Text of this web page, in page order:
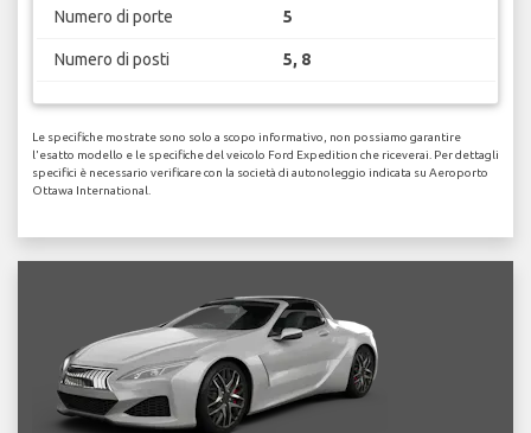
Numero di porte 5
Numero di posti 5, 8
Le specifiche mostrate sono solo a scopo informativo, non possiamo garantire
l'esatto modello e le specifiche del veicolo Ford Expedition che riceverai. Per dettagli
specifici è necessario verificare con la società di autonoleggio indicata su Aeroporto
Ottawa International.